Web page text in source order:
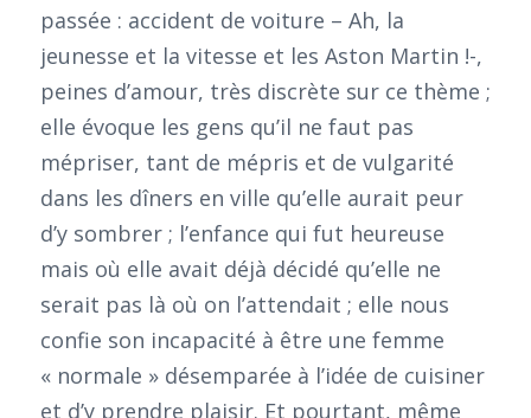
passée : accident de voiture – Ah, la
jeunesse et la vitesse et les Aston Martin !-,
peines d’amour, très discrète sur ce thème ;
elle évoque les gens qu’il ne faut pas
mépriser, tant de mépris et de vulgarité
dans les dîners en ville qu’elle aurait peur
d’y sombrer ; l’enfance qui fut heureuse
mais où elle avait déjà décidé qu’elle ne
serait pas là où on l’attendait ; elle nous
confie son incapacité à être une femme
« normale » désemparée à l’idée de cuisiner
et d’y prendre plaisir. Et pourtant, même